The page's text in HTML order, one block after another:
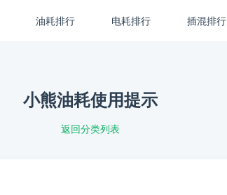
油耗排行 电耗排行 插混排行
小熊油耗使用提示
返回分类列表